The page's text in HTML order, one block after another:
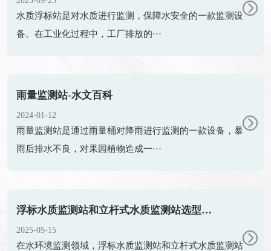
水质浮标站是对水质进行监测，保障水安全的一款监测设
备。在工业化过程中，工厂排放的···
雨量监测站-水文百科
2024-01-12
雨量监测站是通过雨量桶对降雨进行监测的一款设备，暴
雨后排水不良，对果园植物造成一···
浮标水质监测站和立杆式水质监测站选型指南
2025-05-15
在水环境监测领域，浮标水质监测站和立杆式水质监测站